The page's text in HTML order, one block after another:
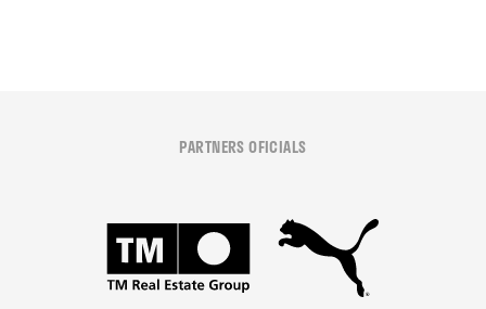
PARTNERS OFICIALS